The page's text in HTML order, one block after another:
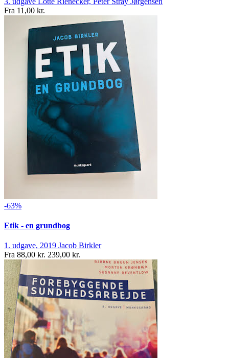
Fra 11,00 kr.
-63%
Etik - en grundbog
1. udgave, 2019 Jacob Birkler
Fra 88,00 kr. 239,00 kr.